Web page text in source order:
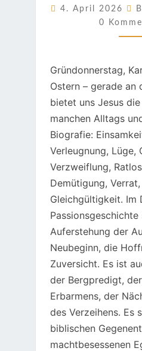
4. April 2026
0
Gründonnerstag,
Ostern – gerade an
bietet uns Jesus
manchen Alltags
Biografie:
Verleugnung, Lüge,
Verzweiflung,
Demütigung, Verrat,
Gleichgültigkeit. Im
Auferstehung der
Neubeginn, die
Zuversicht. Es ist
der Bergpredigt,
Erbarmens, der
des Verzeihens. Es
biblischen
machtbesessenen